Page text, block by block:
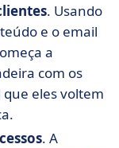
. Usando
e o email
a
com os
eles voltem
. A